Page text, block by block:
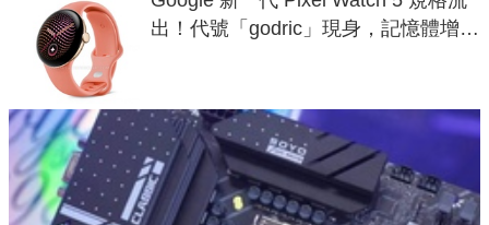
出！代號「godric」現身，記憶體增強